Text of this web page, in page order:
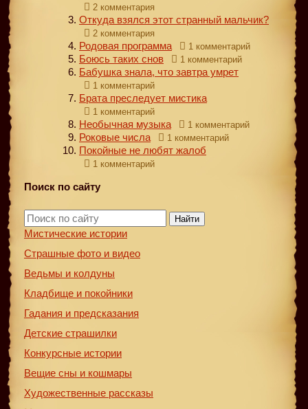
2 комментария
Откуда взялся этот странный мальчик?
2 комментария
Родовая программа 1 комментарий
Боюсь таких снов 1 комментарий
Бабушка знала, что завтра умрет
1 комментарий
Брата преследует мистика
1 комментарий
Необычная музыка 1 комментарий
Роковые числа 1 комментарий
Покойные не любят жалоб
1 комментарий
Поиск по сайту
Найти
Мистические истории
Страшные фото и видео
Ведьмы и колдуны
Кладбище и покойники
Гадания и предсказания
Детские страшилки
Конкурсные истории
Вещие сны и кошмары
Художественные рассказы